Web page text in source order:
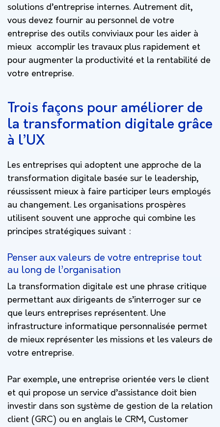
solutions d’entreprise internes. Autrement dit,
vous devez fournir au personnel de votre
entreprise des outils conviviaux pour les aider à
mieux accomplir les travaux plus rapidement et
pour augmenter la productivité et la rentabilité de
votre entreprise.
Trois façons pour améliorer de
la transformation digitale grâce
à l’UX
Les entreprises qui adoptent une approche de la
transformation digitale basée sur le leadership,
réussissent mieux à faire participer leurs employés
au changement. Les organisations prospères
utilisent souvent une approche qui combine les
principes stratégiques suivant :
Penser aux valeurs de votre entreprise tout
au long de l’organisation
La transformation digitale est une phrase critique
permettant aux dirigeants de s’interroger sur ce
que leurs entreprises représentent. Une
infrastructure informatique personnalisée permet
de mieux représenter les missions et les valeurs de
votre entreprise.
Par exemple, une entreprise orientée vers le client
et qui propose un service d’assistance doit bien
investir dans son système de gestion de la relation
client (GRC) ou en anglais le CRM, Customer